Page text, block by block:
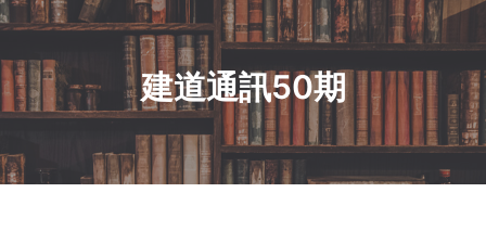
建道通訊50期